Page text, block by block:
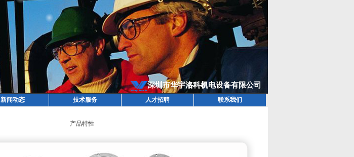
新闻动态 技术服务 人才招聘 联系我们
产品特性